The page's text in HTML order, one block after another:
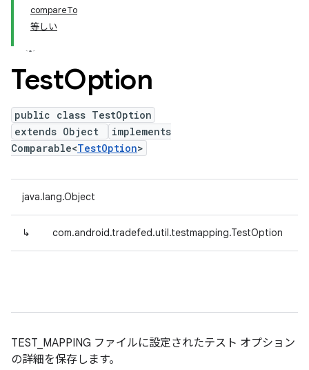
compareTo
等しい
TestOption
public class TestOption
extends Object
implements
Comparable<TestOption>
java.lang.Object
↳ com.android.tradefed.util.testmapping.TestOption
TEST_MAPPING ファイルに設定されたテスト オプション
の詳細を保存します。